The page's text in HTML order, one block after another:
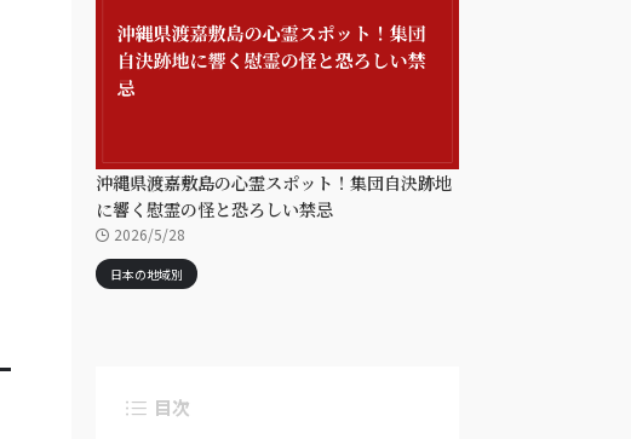
沖縄県渡嘉敷島の心霊スポット！集団自決跡地
に響く慰霊の怪と恐ろしい禁忌
2026/5/28
日本の地域別
目次